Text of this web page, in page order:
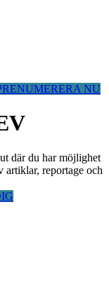
NU
där du har möjlighet
artiklar, reportage och